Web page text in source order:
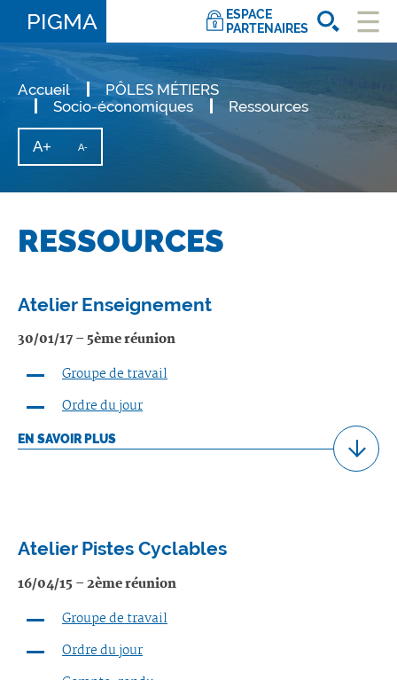
PIGMA
ESPACE
PARTENAIRES
le
Accueil
PÔLES MÉTIERS
Socio-économiques
Ressources
A+ Augmenter
la
du
A-
taille
RESSOURCES
Atelier Enseignement
30/01/17 – 5ème réunion
Groupe de travail
Ordre du jour
EN SAVOIR PLUS
Atelier Pistes Cyclables
16/04/15 – 2ème réunion
Groupe de travail
Ordre du jour